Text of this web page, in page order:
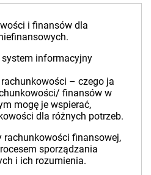
i finansów dla
informacyjny
– czego ja
finansów w
mogę je wspierać,
dla różnych potrzeb.
rachunkowości finansowej,
sporządzania
i ich rozumienia.